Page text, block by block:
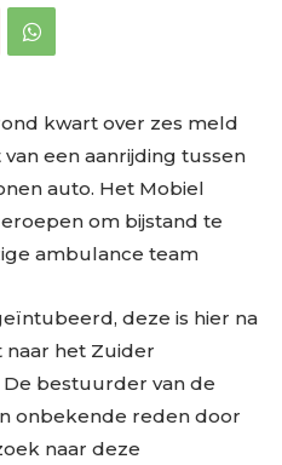
kwart over zes meld
een aanrijding tussen
auto. Het Mobiel
om bijstand te
ambulance team
deze is hier na
het Zuider
bestuurder van de
onbekende reden door
naar deze